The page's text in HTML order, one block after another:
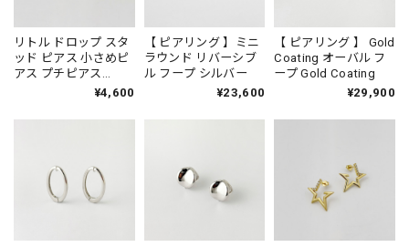
リトル ドロップ スタ
ッド ピアス 小さめピ
アス プチピアス
¥4,600
【 ピアリング 】ミニ
ラウンド リバーシブ
ル フープ シルバー
¥23,600
【 ピアリング 】 Gold
Coating オーバル フ
ープ Gold Coating
¥29,900